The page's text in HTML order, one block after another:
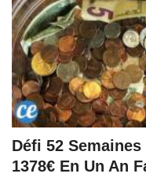
Défi 52
1378€ En Un An